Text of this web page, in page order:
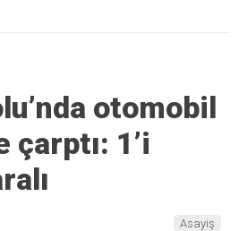
otomobil
1’i
Asayiş